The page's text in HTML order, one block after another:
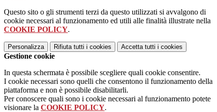
Questo sito o gli strumenti terzi da questo utilizzati si avvalgono di
cookie necessari al funzionamento ed utili alle finalità illustrate nella
COOKIE POLICY.
Personalizza Rifiuta tutti i cookies Accetta tutti i cookies
Gestione cookie
In questa schermata è possibile scegliere quali cookie consentire.
I cookie necessari sono quelli che consentono il funzionamento della
piattaforma e non è possibile disabilitarli.
Per conoscere quali sono i cookie necessari al funzionamento potete
visionare la COOKIE POLICY.